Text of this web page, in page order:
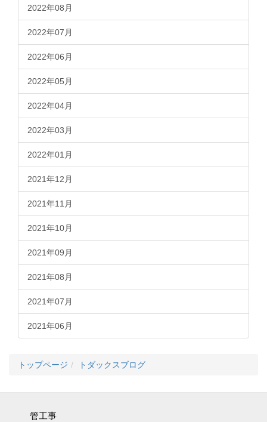
2022年08月
2022年07月
2022年06月
2022年05月
2022年04月
2022年03月
2022年01月
2021年12月
2021年11月
2021年10月
2021年09月
2021年08月
2021年07月
2021年06月
トップページ トダックスブログ
管工事